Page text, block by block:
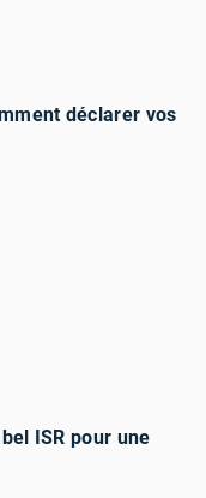
déclarer vos
ISR pour une